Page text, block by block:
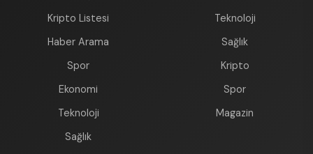
Kripto Listesi
Haber Arama
Spor
Ekonomi
Teknoloji
Sağlık
Teknoloji
Sağlık
Kripto
Spor
Magazin